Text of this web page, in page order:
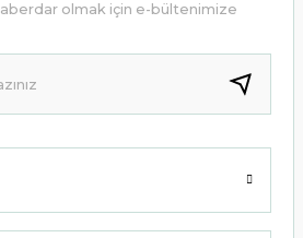
bulunuyor.
daha pahalı.
alternatifler olmalı.
Gönder
olmak için e-bültenimize